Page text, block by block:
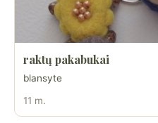
raktų pakabukai
blansyte
11 m.